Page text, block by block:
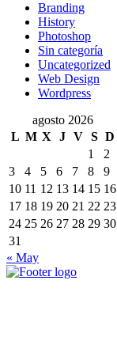
Branding
History
Photoshop
Sin categoría
Uncategorized
Web Design
Wordpress
agosto 2026
L M X J V S D
1
2
3
4 5 6 7 8
9
10 11 12 13 14 15 16
17 18 19 20 21 22 23
24 25 26 27 28 29 30
31
« May